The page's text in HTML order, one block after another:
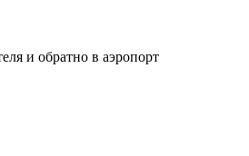
и обратно в аэропорт